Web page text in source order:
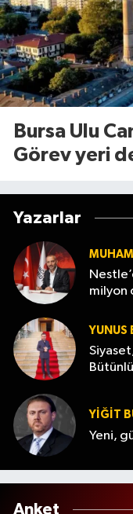
Bursa Ulu
Görev yeri
Yazarlar
milyon
YUNUS
YİĞİT
Yeni,
Anket